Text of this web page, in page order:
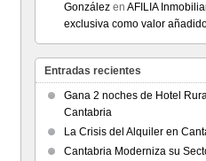
González en AFILIA
exclusiva como valor
Entradas recientes
Gana 2 noches de Hotel
Cantabria
La Crisis del Alquiler en
Cantabria Moderniza su